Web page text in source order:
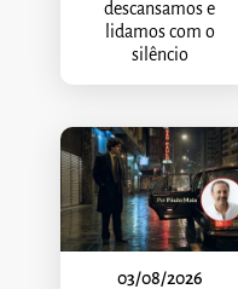
descansamos e
lidamos com o
silêncio
03/08/2026